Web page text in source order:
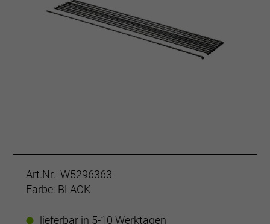
Art.Nr. W5296363
Farbe: BLACK
lieferbar in 5-10 Werktagen